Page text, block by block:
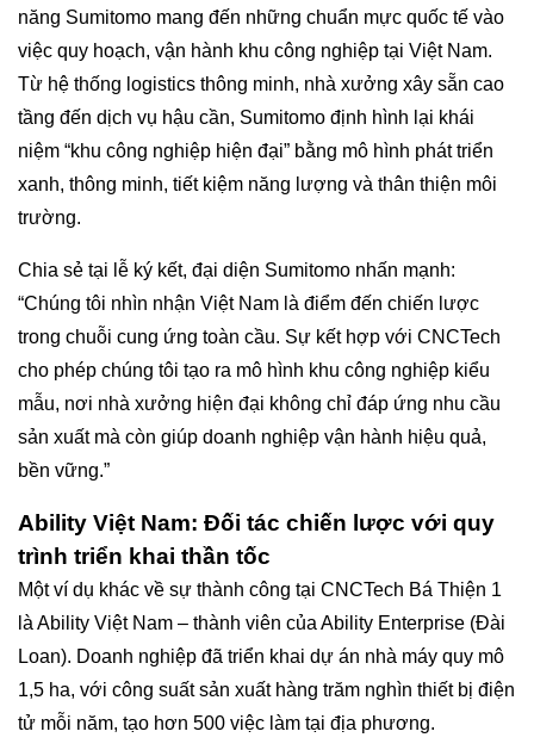
năng Sumitomo mang đến những chuẩn mực quốc tế vào
việc quy hoạch, vận hành khu công nghiệp tại Việt Nam.
Từ hệ thống logistics thông minh, nhà xưởng xây sẵn cao
tầng đến dịch vụ hậu cần, Sumitomo định hình lại khái
niệm “khu công nghiệp hiện đại” bằng mô hình phát triển
xanh, thông minh, tiết kiệm năng lượng và thân thiện môi
trường.
Chia sẻ tại lễ ký kết, đại diện Sumitomo nhấn mạnh:
“Chúng tôi nhìn nhận Việt Nam là điểm đến chiến lược
trong chuỗi cung ứng toàn cầu. Sự kết hợp với CNCTech
cho phép chúng tôi tạo ra mô hình khu công nghiệp kiểu
mẫu, nơi nhà xưởng hiện đại không chỉ đáp ứng nhu cầu
sản xuất mà còn giúp doanh nghiệp vận hành hiệu quả,
bền vững.”
Ability Việt Nam: Đối tác chiến lược với quy
trình triển khai thần tốc
Một ví dụ khác về sự thành công tại CNCTech Bá Thiện 1
là Ability Việt Nam – thành viên của Ability Enterprise (Đài
Loan). Doanh nghiệp đã triển khai dự án nhà máy quy mô
1,5 ha, với công suất sản xuất hàng trăm nghìn thiết bị điện
tử mỗi năm, tạo hơn 500 việc làm tại địa phương.